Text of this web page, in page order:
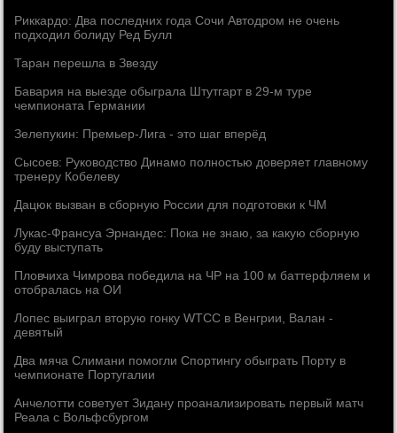
Риккардо: Два последних года Сочи Автодром не очень
подходил болиду Ред Булл
Таран перешла в Звезду
Бавария на выезде обыграла Штутгарт в 29-м туре
чемпионата Германии
Зелепукин: Премьер-Лига - это шаг вперёд
Сысоев: Руководство Динамо полностью доверяет главному
тренеру Кобелеву
Дацюк вызван в сборную России для подготовки к ЧМ
Лукас-Франсуа Эрнандес: Пока не знаю, за какую сборную
буду выступать
Пловчиха Чимрова победила на ЧР на 100 м баттерфляем и
отобралась на ОИ
Лопес выиграл вторую гонку WTCC в Венгрии, Валан -
девятый
Два мяча Слимани помогли Спортингу обыграть Порту в
чемпионате Португалии
Анчелотти советует Зидану проанализировать первый матч
Реала с Вольфсбургом